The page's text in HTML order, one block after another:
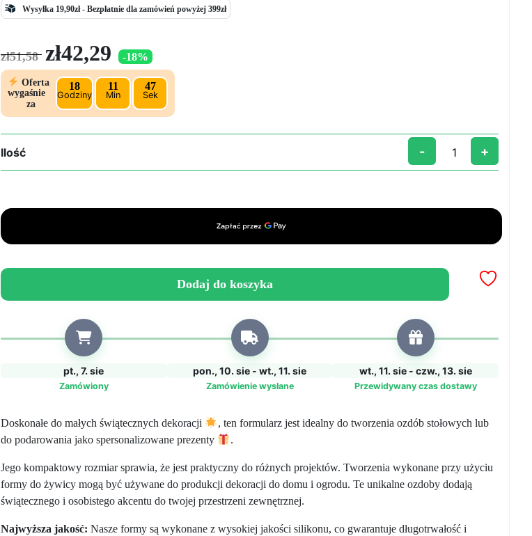
Wysyłka 19,90zł -Bezpłatnie dla zamówień powyżej 399zł
zł51,58
Pierwotna
cena
wynosiła:
zł51,58.
zł42,29 cena
wynosi:
zł42,29.
-18%
Oferta
wygaśnie
za
18
Godziny
11
Min
46
Sek
Ilość
ilość
choinkę
ozdób
na
Boże
- +
Dodaj do koszyka
pt., 7. sie
Zamówiony
pon., 10. sie - wt., 11. sie
Zamówienie wysłane
wt., 11. sie - czw., 13. sie
Przewidywany czas dostawy
Doskonałe do małych świątecznych dekoracji
, ten formularz jest idealny do tworzenia ozdób stołowych lub
do podarowania jako spersonalizowane prezenty
.
Jego kompaktowy rozmiar sprawia, że jest praktyczny do różnych projektów. Tworzenia wykonane przy użyciu
formy do żywicy mogą być używane do produkcji dekoracji do domu i ogrodu. Te unikalne ozdoby dodają
świątecznego i osobistego akcentu do twojej przestrzeni zewnętrznej.
Najwyższa jakość: Nasze formy są wykonane z wysokiej jakości silikonu, co gwarantuje długotrwałość i